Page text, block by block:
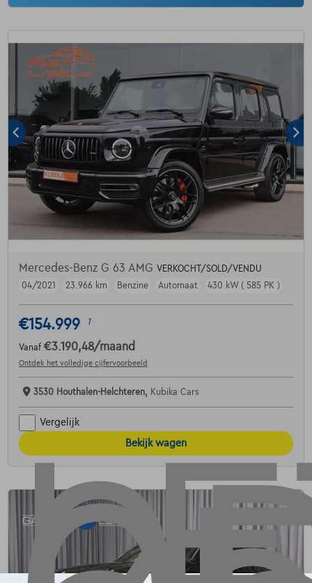
Mercedes-Benz G 63 AMG VERKOCHT/SOLD/VENDU
04/2021
23.966 km Benzine Automaat 430 kW ( 585 PK )
€154.999 1
Vanaf €3.190,48/maand
Ontdek het volledige cijfervoorbeeld
3530 Houthalen-Helchteren, Kubika Cars
Vergelijk
Bekijk wagen